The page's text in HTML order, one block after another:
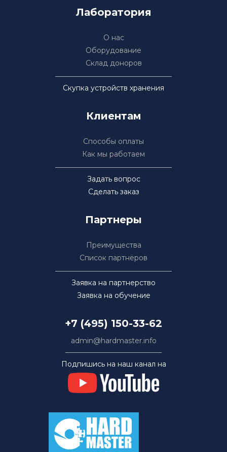
Лаборатория
О нас
Оборудование
Склад доноров
Скупка устройств хранения
Клиентам
Способы оплаты
Как мы работаем
Задать вопрос
Сделать заказ
Партнеры
Преимущества
Список партнёров
Заявка на партнерство
Заявка на обучение
+7 (495) 150-33-62
admin@hardmaster.info
Подпишись на наш канал на